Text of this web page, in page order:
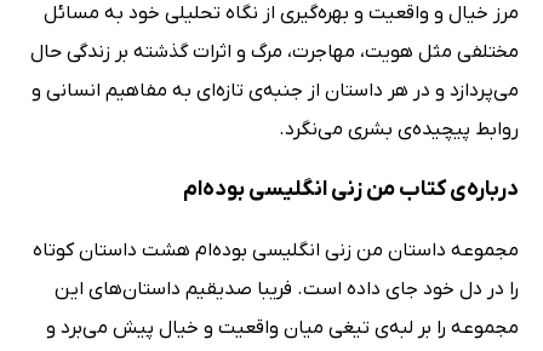
مرز خیال و واقعیت و بهره‌گیری از نگاه تحلیلی خود به مسائل
مختلفی مثل هویت، مهاجرت، مرگ و اثرات گذشته بر زندگی حال
می‌پردازد و در هر داستان از جنبه‌ی تازه‌ای به مفاهیم انسانی و
روابط پیچیده‌ی بشری می‌نگرد.
درباره‌ی کتاب من زنی انگلیسی بوده‌ام
مجموعه داستان من زنی انگلیسی بوده‌ام هشت داستان کوتاه
را در دل خود جای داده است. فریبا صدیقیم داستان‌های این
مجموعه را بر لبه‌ی تیغی میان واقعیت و خیال پیش می‌برد و